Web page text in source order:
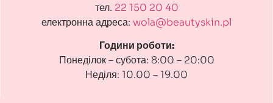
тел. 22 150 20 40
електронна адреса: wola@beautyskin.pl
Години роботи:
Понеділок – субота: 8:00 – 20:00
Неділя: 10.00 – 19.00